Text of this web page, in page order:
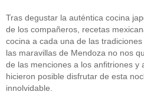
Cocina(38)
consejos(3)
El Celler de Can Roca(1)
Empresas(12)
ferran adria(10)
formación(1)
Gastronomía
Tras degustar la auténtica cocina
de los compañeros, recetas
cocina a cada una de las
las maravillas de Mendoza no nos
de las menciones a los anfitriones y
hicieron posible disfrutar de esta
innolvidable.